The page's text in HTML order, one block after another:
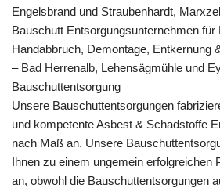
Engelsbrand und Straubenhardt,
Bauschutt Entsorgungsunternehmen für
Handabbruch, Demontage, Entkernung
– Bad Herrenalb, Lehensägmühle und
Bauschuttentsorgung
Unsere Bauschuttentsorgungen
und kompetente Asbest & Schadstoffe
nach Maß an. Unsere
Ihnen zu einem ungemein erfolgreichen
an, obwohl die Bauschuttentsorgungen